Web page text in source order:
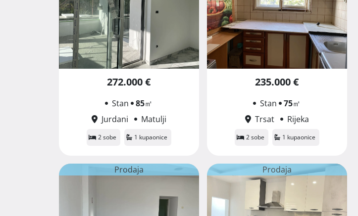
272.000 €
Stan 85㎡
Jurdani
Matulji
2 sobe 1 kupaonice
235.000 €
Stan 75㎡
Trsat
Rijeka
2 sobe 1 kupaonice
Prodaja Prodaja